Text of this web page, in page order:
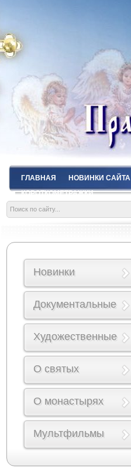
ГЛАВНАЯ НОВИНКИ САЙТА
КОРОТКОМЕТРАЖКИ
Новинки
Документальные
Художественные
О святых
О монастырях
Мультфильмы